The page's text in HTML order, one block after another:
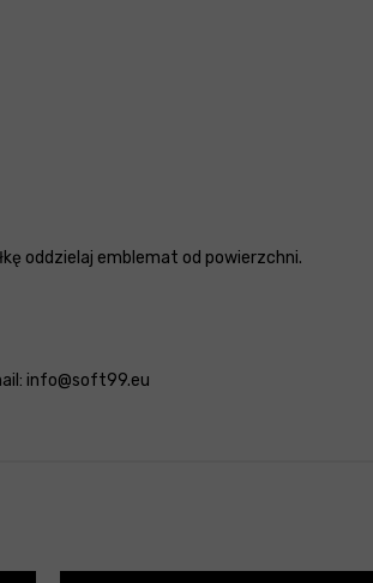
oddzielaj emblemat od powierzchni.
info@soft99.eu